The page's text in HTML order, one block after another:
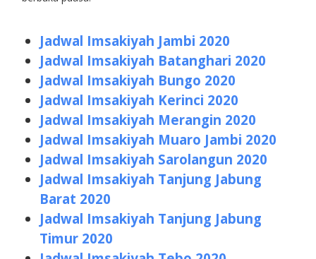
Jadwal Imsakiyah Jambi 2020
Jadwal Imsakiyah Batanghari 2020
Jadwal Imsakiyah Bungo 2020
Jadwal Imsakiyah Kerinci 2020
Jadwal Imsakiyah Merangin 2020
Jadwal Imsakiyah Muaro Jambi 2020
Jadwal Imsakiyah Sarolangun 2020
Jadwal Imsakiyah Tanjung Jabung
Barat 2020
Jadwal Imsakiyah Tanjung Jabung
Timur 2020